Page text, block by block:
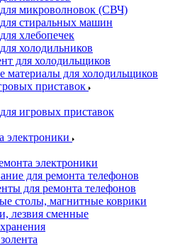
для микроволновок (СВЧ)
стиральных машин
хлебопечек
холодильников
для холодильщиков
материалы для холодильщиков
приставок
игровых приставок
электроники
электроники
для ремонта телефонов
для ремонта телефонов
столы, магнитные коврики
лезвия сменные